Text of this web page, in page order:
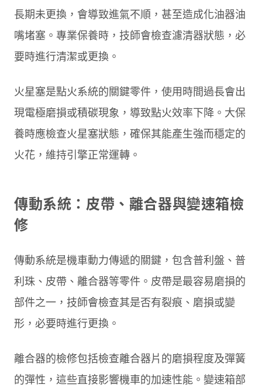
長期未更換，會導致進氣不順，甚至造成化油器油
嘴堵塞。專業保養時，技師會檢查濾清器狀態，必
要時進行清潔或更換。
火星塞是點火系統的關鍵零件，使用時間過長會出
現電極磨損或積碳現象，導致點火效率下降。大保
養時應檢查火星塞狀態，確保其能產生強而穩定的
火花，維持引擎正常運轉。
傳動系統：皮帶、離合器與變速箱檢
修
傳動系統是機車動力傳遞的關鍵，包含普利盤、普
利珠、皮帶、離合器等零件。皮帶是最容易磨損的
部件之一，技師會檢查其是否有裂痕、磨損或變
形，必要時進行更換。
離合器的檢修包括檢查離合器片的磨損程度及彈簧
的彈性，這些直接影響機車的加速性能。變速箱部